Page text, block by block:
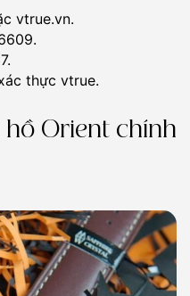
vtrue.vn.
thực vtrue.
Orient chính